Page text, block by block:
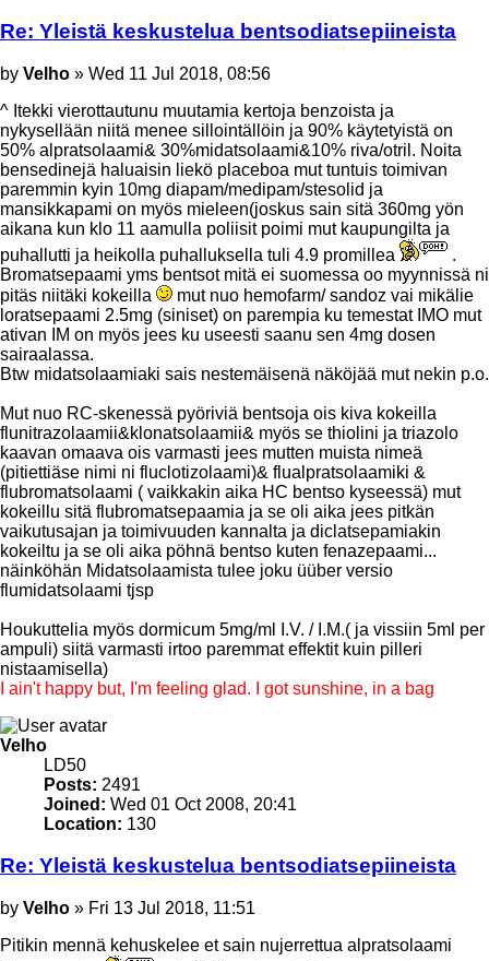
Re: Yleistä keskustelua bentsodiatsepiineista
Post
by Velho » Wed 11 Jul 2018, 08:56
^ Itekki vierottautunu muutamia kertoja benzoista ja
nykysellään niitä menee sillointällöin ja 90% käytetyistä on
50% alpratsolaami& 30%midatsolaami&10% riva/otril. Noita
bensedinejä haluaisin liekö placeboa mut tuntuis toimivan
paremmin kyin 10mg diapam/medipam/stesolid ja
mansikkapami on myös mieleen(joskus sain sitä 360mg yön
aikana kun klo 11 aamulla poliisit poimi mut kaupungilta ja
puhallutti ja heikolla puhalluksella tuli 4.9 promillea
.
Bromatsepaami yms bentsot mitä ei suomessa oo myynnissä ni
pitäs niitäki kokeilla
mut nuo hemofarm/ sandoz vai mikälie
loratsepaami 2.5mg (siniset) on parempia ku temestat IMO mut
ativan IM on myös jees ku useesti saanu sen 4mg dosen
sairaalassa.
Btw midatsolaamiaki sais nestemäisenä näköjää mut nekin p.o.
Mut nuo RC-skenessä pyöriviä bentsoja ois kiva kokeilla
flunitrazolaamii&klonatsolaamii& myös se thiolini ja triazolo
kaavan omaava ois varmasti jees mutten muista nimeä
(pitiettiäse nimi ni fluclotizolaami)& flualpratsolaamiki &
flubromatsolaami ( vaikkakin aika HC bentso kyseessä) mut
kokeillu sitä flubromatsepaamia ja se oli aika jees pitkän
vaikutusajan ja toimivuuden kannalta ja diclatsepamiakin
kokeiltu ja se oli aika pöhnä bentso kuten fenazepaami...
näinköhän Midatsolaamista tulee joku üüber versio
flumidatsolaami tjsp
Houkuttelia myös dormicum 5mg/ml I.V. / I.M.( ja vissiin 5ml per
ampuli) siitä varmasti irtoo paremmat effektit kuin pilleri
nistaamisella)
I ain't happy but, I'm feeling glad. I got sunshine, in a bag
Velho
LD50
Posts: 2491
Joined: Wed 01 Oct 2008, 20:41
Location: 130
Re: Yleistä keskustelua bentsodiatsepiineista
Post
by Velho » Fri 13 Jul 2018, 11:51
Pitikin mennä kehuskelee et sain nujerrettua alpratsolaami